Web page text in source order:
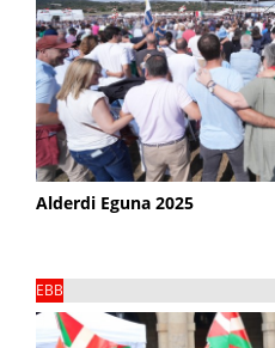
Alderdi Eguna 2025
EBB